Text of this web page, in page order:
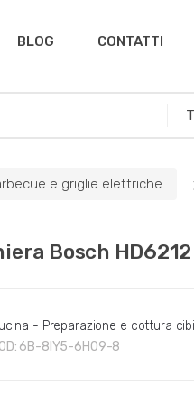
BLOG CONTATTI
e griglie elettriche
Bosch
- Preparazione e cottura cibi
6B-8IY5-6HO9-8